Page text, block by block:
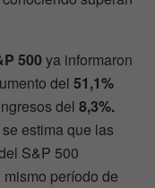
500 ya informaron
del 51,1%
del 8,3%.
estima que las
S&P 500
período de